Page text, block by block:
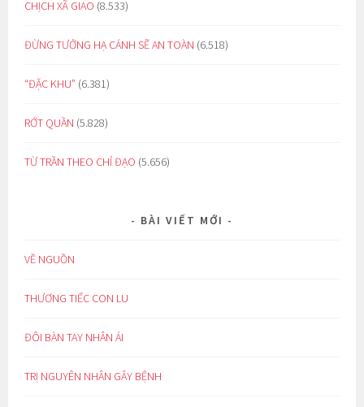
CHỊCH XÃ GIAO (8.533)
ĐỪNG TƯỞNG HẠ CÁNH SẼ AN TOÀN (6.518)
“ĐẶC KHU” (6.381)
RỚT QUẦN (5.828)
TỪ TRẦN THEO CHỈ ĐẠO (5.656)
BÀI VIẾT MỚI
VỀ NGUỒN
THƯƠNG TIẾC CON LU
ĐÔI BÀN TAY NHÂN ÁI
TRỊ NGUYÊN NHÂN GÂY BỆNH